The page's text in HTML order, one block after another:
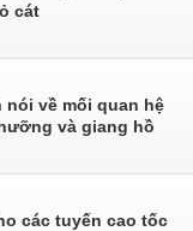
cát
nói về mối quan hệ
và giang hồ
các tuyến cao tốc